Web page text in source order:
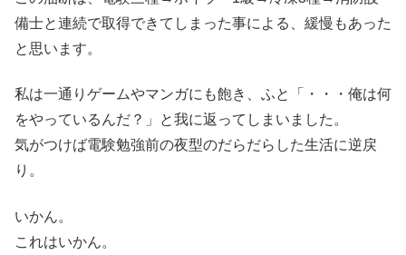
備士と連続で取得できてしまった事による、緩慢もあった
と思います。
私は一通りゲームやマンガにも飽き、ふと「・・・俺は何
をやっているんだ？」と我に返ってしまいました。
気がつけば電験勉強前の夜型のだらだらした生活に逆戻
り。
いかん。
これはいかん。